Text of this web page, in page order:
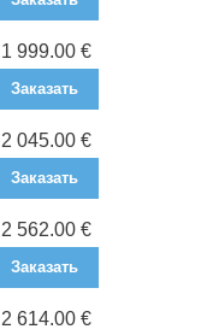
1 999.00 €
Заказать
2 045.00 €
Заказать
2 562.00 €
Заказать
2 614.00 €